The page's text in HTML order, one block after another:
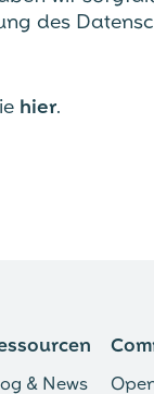
des
hier.
& News